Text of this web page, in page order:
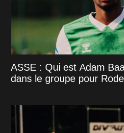
ASSE : Qui est Adam
dans le groupe pour